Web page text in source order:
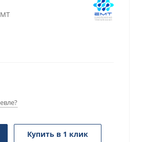
Купить в 1 клик